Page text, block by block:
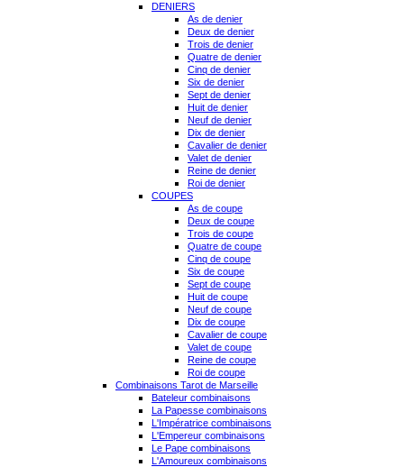
DENIERS
As de denier
Deux de denier
Trois de denier
Quatre de denier
Cinq de denier
Six de denier
Sept de denier
Huit de denier
Neuf de denier
Dix de denier
Cavalier de denier
Valet de denier
Reine de denier
Roi de denier
COUPES
As de coupe
Deux de coupe
Trois de coupe
Quatre de coupe
Cinq de coupe
Six de coupe
Sept de coupe
Huit de coupe
Neuf de coupe
Dix de coupe
Cavalier de coupe
Valet de coupe
Reine de coupe
Roi de coupe
Combinaisons Tarot de Marseille
Bateleur combinaisons
La Papesse combinaisons
L'Impératrice combinaisons
L'Empereur combinaisons
Le Pape combinaisons
L'Amoureux combinaisons